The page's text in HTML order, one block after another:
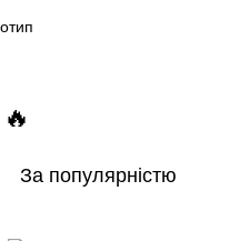
За популярністю